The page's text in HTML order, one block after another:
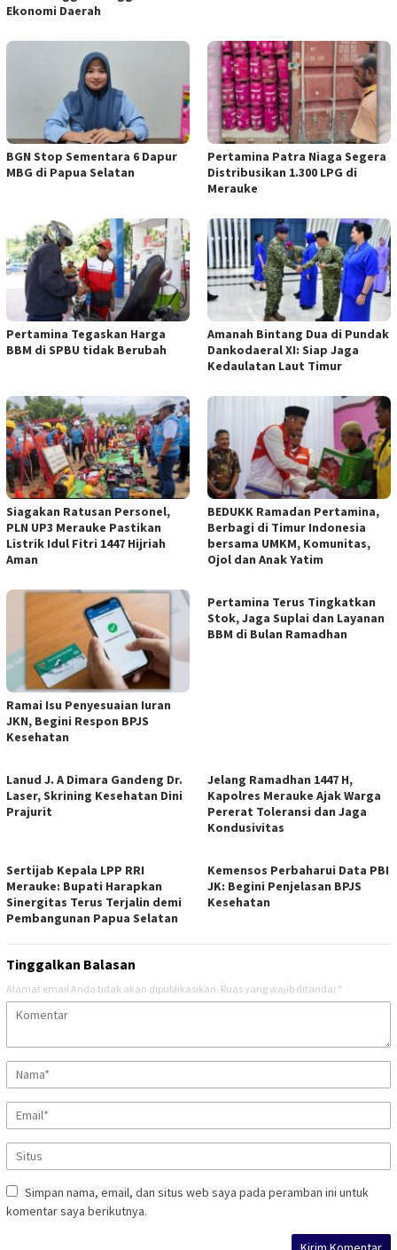
Ekonomi Daerah
BGN Stop Sementara 6 Dapur
MBG di Papua Selatan
Pertamina Patra Niaga Segera
Distribusikan 1.300 LPG di
Merauke
Pertamina Tegaskan Harga
BBM di SPBU tidak Berubah
​Amanah Bintang Dua di Pundak
Dankodaeral XI: Siap Jaga
Kedaulatan Laut Timur
Siagakan Ratusan Personel,
PLN UP3 Merauke Pastikan
Listrik Idul Fitri 1447 Hijriah
Aman
BEDUKK Ramadan Pertamina,
Berbagi di Timur Indonesia
bersama UMKM, Komunitas,
Ojol dan Anak Yatim
Ramai Isu Penyesuaian Iuran
JKN, Begini Respon BPJS
Kesehatan
Pertamina Terus Tingkatkan
Stok, Jaga Suplai dan Layanan
BBM di Bulan Ramadhan
Lanud J. A Dimara Gandeng Dr.
Laser, Skrining Kesehatan Dini
Prajurit
Jelang Ramadhan 1447 H,
Kapolres Merauke Ajak Warga
Pererat Toleransi dan Jaga
Kondusivitas
Sertijab Kepala LPP RRI
Merauke: Bupati Harapkan
Sinergitas Terus Terjalin demi
Pembangunan Papua Selatan
Kemensos Perbaharui Data PBI
JK: Begini Penjelasan BPJS
Kesehatan
Tinggalkan Balasan
Alamat email Anda tidak akan dipublikasikan. Ruas yang wajib ditandai *
Simpan nama, email, dan situs web saya pada peramban ini untuk
komentar saya berikutnya.